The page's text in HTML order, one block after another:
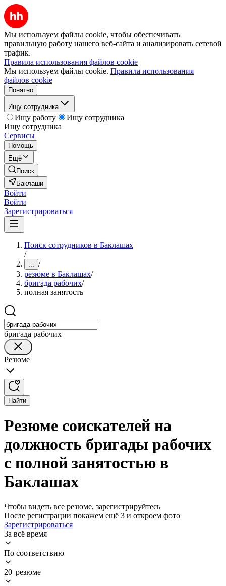
Мы используем файлы cookie, чтобы обеспечивать
правильную работу нашего веб-сайта и анализировать сетевой
трафик.
Правила использования файлов cookie
Мы используем файлы cookie. Правила использования
файлов cookie
Понятно
Ищу сотрудника
Ищу работу
Ищу сотрудника
Ищу сотрудника
Сервисы
Помощь
Ещё
Поиск
Баклаши
Войти
Войти
Зарегистрироваться
Поиск сотрудников в Баклашах
/
... /
резюме в Баклашах/
бригада рабочих/
полная занятость
бригада рабочих
Резюме
Найти
Резюме соискателей на
должность бригады рабочих
с полной занятостью в
Баклашах
Чтобы видеть все резюме, зарегистрируйтесь
После регистрации покажем ещё 3 и откроем фото
Зарегистрироваться
За всё время
По соответствию
20 резюме